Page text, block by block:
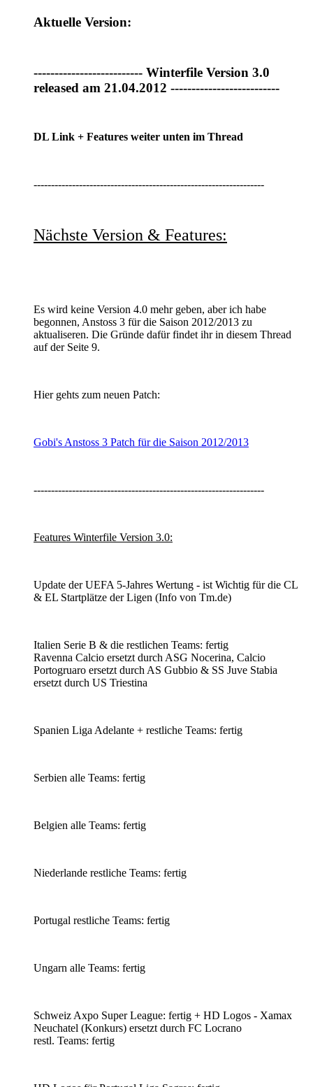
Aktuelle Version:
-------------------------- Winterfile Version 3.0
released am 21.04.2012 --------------------------
DL Link + Features weiter unten im Thread
------------------------------------------------------------------
Nächste Version & Features:
Es wird keine Version 4.0 mehr geben, aber ich habe
begonnen, Anstoss 3 für die Saison 2012/2013 zu
aktualiseren. Die Gründe dafür findet ihr in diesem Thread
auf der Seite 9.
Hier gehts zum neuen Patch:
Gobi's Anstoss 3 Patch für die Saison 2012/2013
------------------------------------------------------------------
Features Winterfile Version 3.0:
Update der UEFA 5-Jahres Wertung - ist Wichtig für die CL
& EL Startplätze der Ligen (Info von Tm.de)
Italien Serie B & die restlichen Teams: fertig
Ravenna Calcio ersetzt durch ASG Nocerina, Calcio
Portogruaro ersetzt durch AS Gubbio & SS Juve Stabia
ersetzt durch US Triestina
Spanien Liga Adelante + restliche Teams: fertig
Serbien alle Teams: fertig
Belgien alle Teams: fertig
Niederlande restliche Teams: fertig
Portugal restliche Teams: fertig
Ungarn alle Teams: fertig
Schweiz Axpo Super League: fertig + HD Logos - Xamax
Neuchatel (Konkurs) ersetzt durch FC Locrano
restl. Teams: fertig